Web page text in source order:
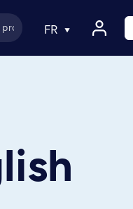
FR